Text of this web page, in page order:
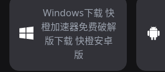
Windows下载 快
橙加速器免费破解
版下载 快橙安卓
版